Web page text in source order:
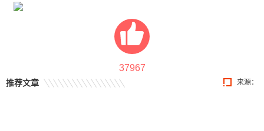
37967
来源：
推荐文章